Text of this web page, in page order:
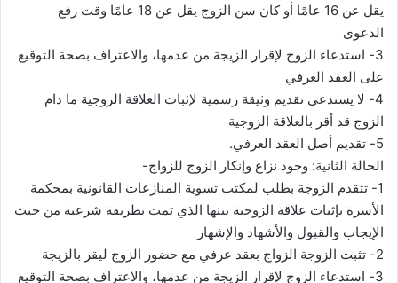
يقل عن 16 عامًا أو كان سن الزوج يقل عن 18 عامًا وقت رفع
الدعوى
3- استدعاء الزوج لإقرار الزيجة من عدمها، والاعتراف بصحة التوقيع
على العقد العرفي
4- لا يستدعى تقديم وثيقة رسمية لإثبات العلاقة الزوجية ما دام
الزوج قد أقر بالعلاقة الزوجية
5- تقديم أصل العقد العرفي.
الحالة الثانية: وجود نزاع وإنكار الزوج للزواج-
1- تتقدم الزوجة بطلب لمكتب تسوية المنازعات القانونية بمحكمة
الأسرة بإثبات علاقة الزوجية بينها الذي تمت بطريقة شرعية من حيث
الإيجاب والقبول والأشهاد والإشهار
2- تثبت الزوجة الزواج بعقد عرفي مع حضور الزوج ليقر بالزيجة
3- استدعاء الزوج لإقرار الزيجة من عدمها، والاعتراف بصحة التوقيع